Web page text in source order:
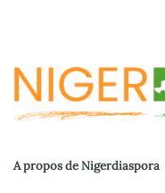
A propos de Nigerdiaspora